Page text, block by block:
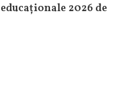
2026 de